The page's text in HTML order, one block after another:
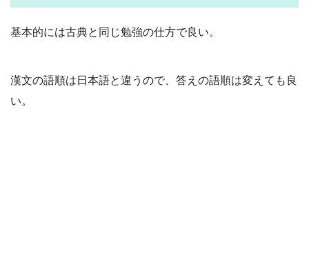
基本的には古典と同じ勉強の仕方で良い。
漢文の語順は日本語と違うので、答えの語順は変えても良
い。